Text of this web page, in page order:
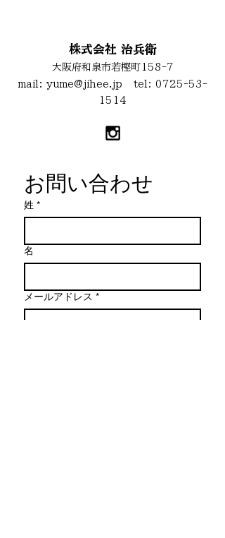
株式会社 治兵衛
大阪府和泉市若樫町158-7
mail: yume@jihee.jp tel: 0725-53-
1514
お問い合わせ
姓 *
名
メールアドレス *